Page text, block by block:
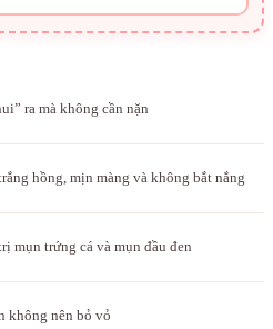
ra mà không cần nặn
hồng, mịn màng và không bắt nắng
mụn trứng cá và mụn đầu đen
không nên bỏ vỏ